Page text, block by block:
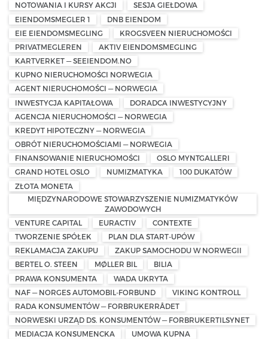
NOTOWANIA I KURSY AKCJI
SESJA GIEŁDOWA
EIENDOMSMEGLER 1
DNB EIENDOM
EIE EIENDOMSMEGLING
KROGSVEEN NIERUCHOMOŚCI
PRIVATMEGLEREN
AKTIV EIENDOMSMEGLING
KARTVERKET — SEEIENDOM.NO
KUPNO NIERUCHOMOŚCI NORWEGIA
AGENT NIERUCHOMOŚCI — NORWEGIA
INWESTYCJA KAPITAŁOWA
DORADCA INWESTYCYJNY
AGENCJA NIERUCHOMOŚCI — NORWEGIA
KREDYT HIPOTECZNY — NORWEGIA
OBRÓT NIERUCHOMOŚCIAMI — NORWEGIA
FINANSOWANIE NIERUCHOMOŚCI
OSLO MYNTGALLERI
GRAND HOTEL OSLO
NUMIZMATYKA
100 DUKATÓW
ZŁOTA MONETA
MIĘDZYNARODOWE STOWARZYSZENIE NUMIZMATYKÓW
ZAWODOWYCH
VENTURE CAPITAL
EURACTIV
CONTEXTE
TWORZENIE SPÓŁEK
PLAN DLA START-UPÓW
REKLAMACJA ZAKUPU
ZAKUP SAMOCHODU W NORWEGII
BERTEL O. STEEN
MØLLER BIL
BILIA
PRAWA KONSUMENTA
WADA UKRYTA
NAF — NORGES AUTOMOBIL-FORBUND
VIKING KONTROLL
RADA KONSUMENTÓW — FORBRUKERRÅDET
NORWESKI URZĄD DS. KONSUMENTÓW — FORBRUKERTILSYNET
MEDIACJA KONSUMENCKA
UMOWA KUPNA